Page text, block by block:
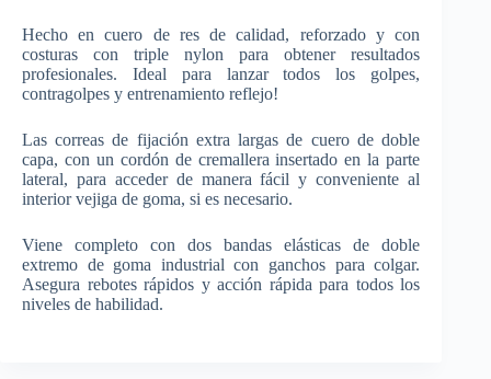
Hecho en cuero de res de calidad, reforzado y con
costuras con triple nylon para obtener resultados
profesionales. Ideal para lanzar todos los golpes,
contragolpes y entrenamiento reflejo!
Las correas de fijación extra largas de cuero de doble
capa, con un cordón de cremallera insertado en la parte
lateral, para acceder de manera fácil y conveniente al
interior vejiga de goma, si es necesario.
Viene completo con dos bandas elásticas de doble
extremo de goma industrial con ganchos para colgar.
Asegura rebotes rápidos y acción rápida para todos los
niveles de habilidad.